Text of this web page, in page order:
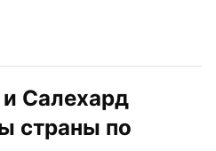
Салехард
страны по